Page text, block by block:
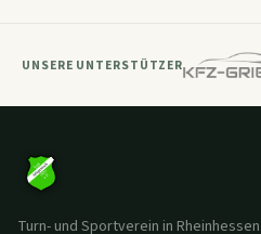
UNSERE UNTERSTÜTZER
Turn- und Sportverein in